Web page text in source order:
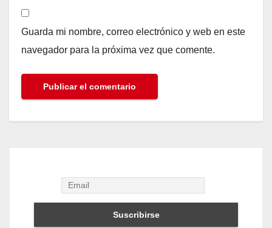
Guarda mi nombre, correo electrónico y web en este
navegador para la próxima vez que comente.